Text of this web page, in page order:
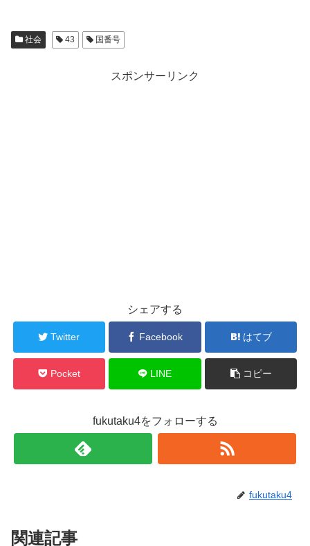
社会 43 国番号
スポンサーリンク
シェアする
Twitter Facebook はてブ
Pocket LINE コピー
fukutaku4をフォローする
fukutaku4
関連記事